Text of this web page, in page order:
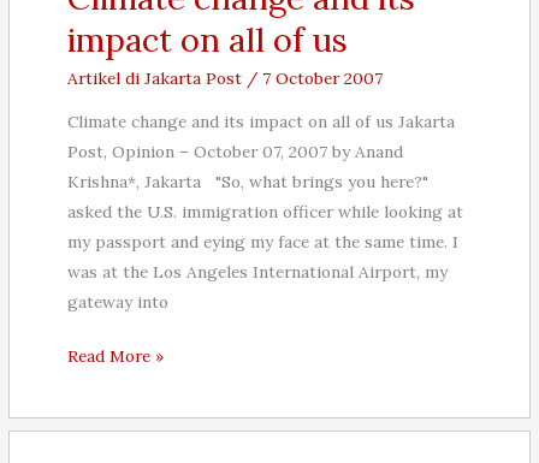
KITA
SEMUA
–
Pesan
Paman
–
2
impact on all of us
Artikel di Jakarta Post / 7 October 2007
Climate change and its impact on all of us Jakarta
Post, Opinion – October 07, 2007 by Anand
Krishna*, Jakarta "So, what brings you here?"
asked the U.S. immigration officer while looking at
my passport and eying my face at the same time. I
was at the Los Angeles International Airport, my
gateway into
Climate
and
Read More »